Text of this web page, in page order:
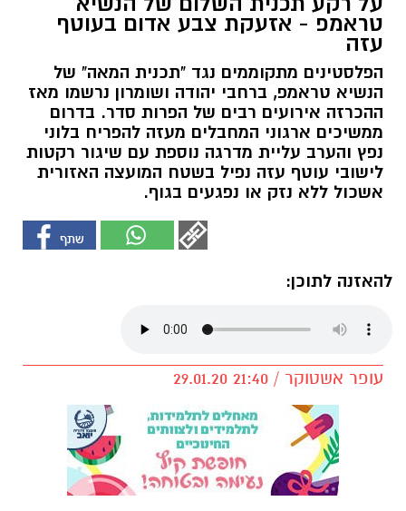
טראמפ - אזעקת צבע אדום בעוטף
עזה
הפלסטינים מתקוממים נגד "תכנית המאה" של
הנשיא טראמפ, ברחבי יהודה ושומרון נרשמו מאז
ההכרזה אירועים רבים של הפרות סדר. בדרום
ממשיכים ארגוני המחבלים מעזה להפריח בלוני
נפץ והערב עליית מדרגה נוספת עם שיגור רקטות
לישובי עוטף עזה נפיל בשטח המועצה האזורית
אשכול ללא נזק או נפגעים בגוף.
להאזנה לתוכן:
עופר אשטוקר / 21:40 29.01.20